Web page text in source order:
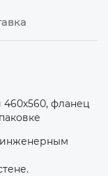
фланец
инженерным